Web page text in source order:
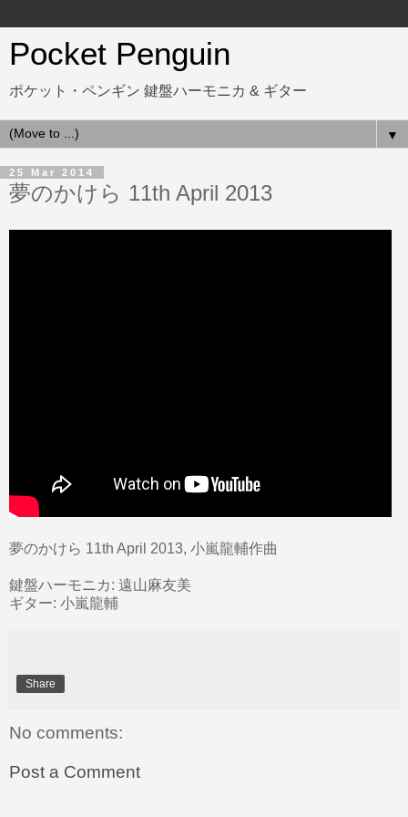
Pocket Penguin
ポケット・ペンギン 鍵盤ハーモニカ & ギター
▼
25 Mar 2014
夢のかけら 11th April 2013
夢のかけら 11th April 2013, 小嵐龍輔作曲
鍵盤ハーモニカ: 遠山麻友美
ギター: 小嵐龍輔
Share
No comments:
Post a Comment